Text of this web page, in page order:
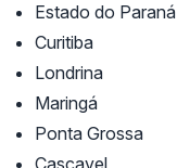
Estado do Paraná
Curitiba
Londrina
Maringá
Ponta Grossa